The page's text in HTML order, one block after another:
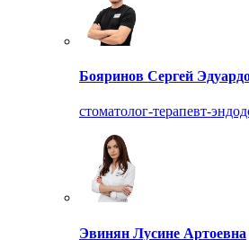
Бояринов Сергей
стоматолог-терапевт-
Эвинян Лусине Артоевна